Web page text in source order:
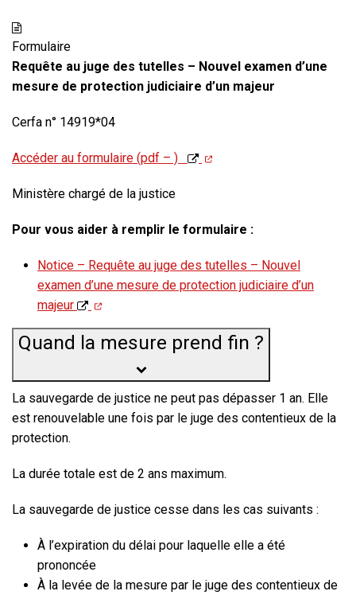
Formulaire
Requête au juge des tutelles – Nouvel examen d’une
mesure de protection judiciaire d’un majeur
Cerfa n° 14919*04
Accéder au formulaire (pdf – )
Ministère chargé de la justice
Pour vous aider à remplir le formulaire :
Notice – Requête au juge des tutelles – Nouvel
examen d’une mesure de protection judiciaire d’un
majeur
Quand la mesure prend fin ?
La sauvegarde de justice ne peut pas dépasser 1 an. Elle
est renouvelable une fois par le juge des contentieux de la
protection.
La durée totale est de 2 ans maximum.
La sauvegarde de justice cesse dans les cas suivants :
À l’expiration du délai pour laquelle elle a été
prononcée
À la levée de la mesure par le juge des contentieux de